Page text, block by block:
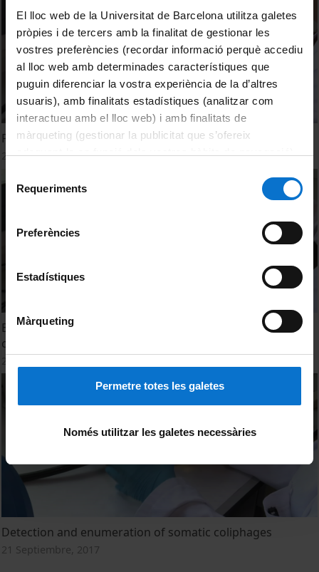
El lloc web de la Universitat de Barcelona utilitza galetes
pròpies i de tercers amb la finalitat de gestionar les
vostres preferències (recordar informació perquè accediu
al lloc web amb determinades característiques que
puguin diferenciar la vostra experiència de la d’altres
usuaris), amb finalitats estadístiques (analitzar com
interactueu amb el lloc web) i amb finalitats de
màrqueting (gestionar la publicitat que s’ofereix
consultar laPolítica de galetes del lloc web de la
Requeriments
Preferències
Estadístiques
Màrqueting
Permetre totes les galetes
Només utilitzar les galetes necessàries
Preparation of culture reference material
21 Septiembre, 2017
Bacteriophages: Preparation of a highly concentrated
control stock
Detection and enumeration of somatic coliphages
21 Septiembre, 2017